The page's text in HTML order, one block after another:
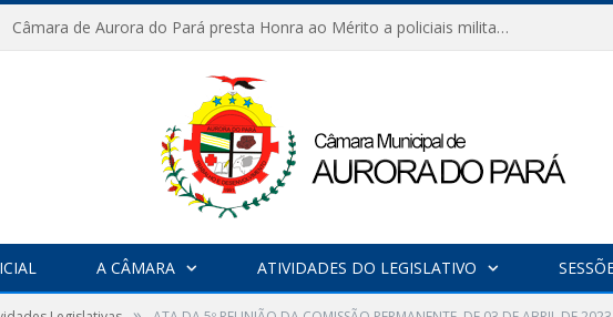
Câmara de Aurora do Pará presta Honra ao Mérito a policiais militares em sessão marcada por reconhecimento e emoção
A CÂMARA ATIVIDADES DO LEGISLATIVO